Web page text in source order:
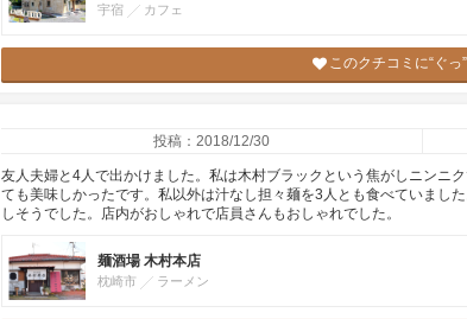
宇宿 カフェ
このクチコミに“ぐっ
投稿：2018/12/30
友人夫婦と4人で出かけました。私は木村ブラックという焦がしニンニ
ても美味しかったです。私以外は汁なし担々麺を3人とも食べていまし
しそうでした。店内がおしゃれで店員さんもおしゃれでした。
麺酒場 木村本店
枕崎市 ラーメン